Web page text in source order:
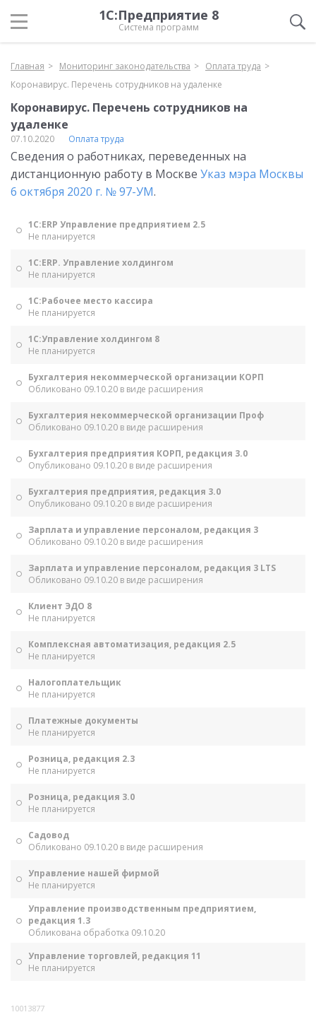
1С:Предприятие 8
Система программ
Главная Мониторинг законодательства
Оплата труда
Коронавирус. Перечень сотрудников на удаленке
Коронавирус. Перечень сотрудников на
удаленке
07.10.2020 Оплата труда
Сведения о работниках, переведенных на
дистанционную работу в Москве Указ мэра Москвы
6 октября 2020 г. № 97-УМ.
1С:ERP Управление предприятием 2.5
Не планируется
1С:ERP. Управление холдингом
Не планируется
1С:Рабочее место кассира
Не планируется
1С:Управление холдингом 8
Не планируется
Бухгалтерия некоммерческой организации КОРП
Обликовано 09.10.20 в виде расширения
Бухгалтерия некоммерческой организации Проф
Обликовано 09.10.20 в виде расширения
Бухгалтерия предприятия КОРП, редакция 3.0
Опубликовано 09.10.20 в виде расширения
Бухгалтерия предприятия, редакция 3.0
Опубликовано 09.10.20 в виде расширения
Зарплата и управление персоналом, редакция 3
Обликовано 09.10.20 в виде расширения
Зарплата и управление персоналом, редакция 3 LTS
Обликовано 09.10.20 в виде расширения
Клиент ЭДО 8
Не планируется
Комплексная автоматизация, редакция 2.5
Не планируется
Налогоплательщик
Не планируется
Платежные документы
Не планируется
Розница, редакция 2.3
Не планируется
Розница, редакция 3.0
Не планируется
Садовод
Обликовано 09.10.20 в виде расширения
Управление нашей фирмой
Не планируется
Управление производственным предприятием,
редакция 1.3
Обликована обработка 09.10.20
Управление торговлей, редакция 11
Не планируется
10013877